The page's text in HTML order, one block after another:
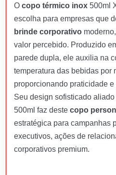
O copo térmico inox 500ml
escolha para empresas que
brinde corporativo
valor percebido. Produzido
parede dupla, ele auxilia na
temperatura das bebidas por
proporcionando praticidade
Seu design sofisticado
500ml faz deste copo
estratégica para campanhas
executivos, ações de
corporativos premium.